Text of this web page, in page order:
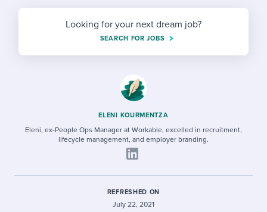
Candidate/employee experiences
Looking for your next dream job?
SEARCH FOR JOBS
ELENI KOURMENTZA
Eleni, ex-People Ops Manager at Workable, excelled in recruitment,
lifecycle management, and employer branding.
REFRESHED ON
July 22, 2021